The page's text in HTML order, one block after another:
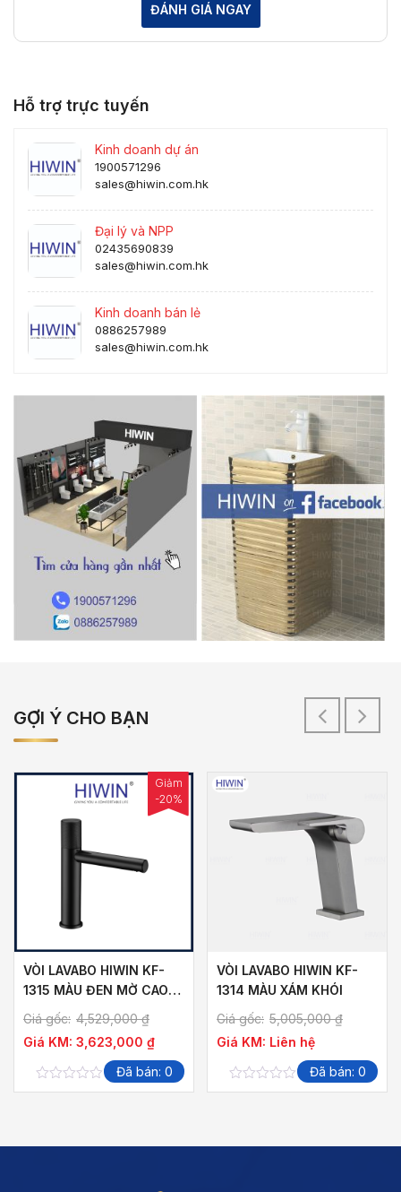
ĐÁNH GIÁ NGAY
Hỗ trợ trực tuyến
Kinh doanh dự án
1900571296
sales@hiwin.com.hk
Đại lý và NPP
02435690839
sales@hiwin.com.hk
Kinh doanh bán lẻ
0886257989
sales@hiwin.com.hk
GỢI Ý CHO BẠN
VÒI LAVABO HIWIN KF-
1315 MÀU ĐEN MỜ CAO
Giá gốc: 4,529,000₫
Giá KM: 3,623,000 ₫
Giảm
-20%
0
Đã bán: 0
VÒI LAVABO HIWIN KF-
1314 MÀU XÁM KHÓI
Giá gốc: 5,005,000₫
Giá KM: Liên hệ
0
Đã bán: 0